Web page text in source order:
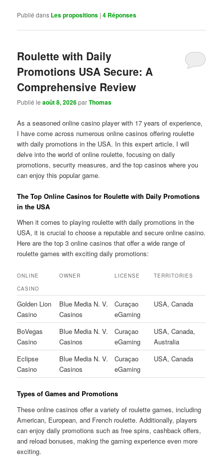
Publié dans Les propositions |4 Réponses
Roulette with Daily
Promotions USA Secure: A
Comprehensive Review
Publié leaoût 8, 2026parThomas
As a seasoned online casino player with 17 years of experience,
I have come across numerous online casinos offering roulette
with daily promotions in the USA. In this expert article, I will
delve into the world of online roulette, focusing on daily
promotions, security measures, and the top casinos where you
can enjoy this popular game.
The Top Online Casinos for Roulette with Daily Promotions
in the USA
When it comes to playing roulette with daily promotions in the
USA, it is crucial to choose a reputable and secure online casino.
Here are the top 3 online casinos that offer a wide range of
roulette games with exciting daily promotions:
ONLINE
CASINO
OWNER LICENSE TERRITORIES
Golden Lion
Casino
Blue Media N. V.
Casinos
Curaçao
eGaming
USA, Canada
BoVegas
Casino
Blue Media N. V.
Casinos
Curaçao
eGaming
USA, Canada,
Australia
Eclipse
Casino
Blue Media N. V.
Casinos
Curaçao
eGaming
USA, Canada
Types of Games and Promotions
These online casinos offer a variety of roulette games, including
American, European, and French roulette. Additionally, players
can enjoy daily promotions such as free spins, cashback offers,
and reload bonuses, making the gaming experience even more
exciting.